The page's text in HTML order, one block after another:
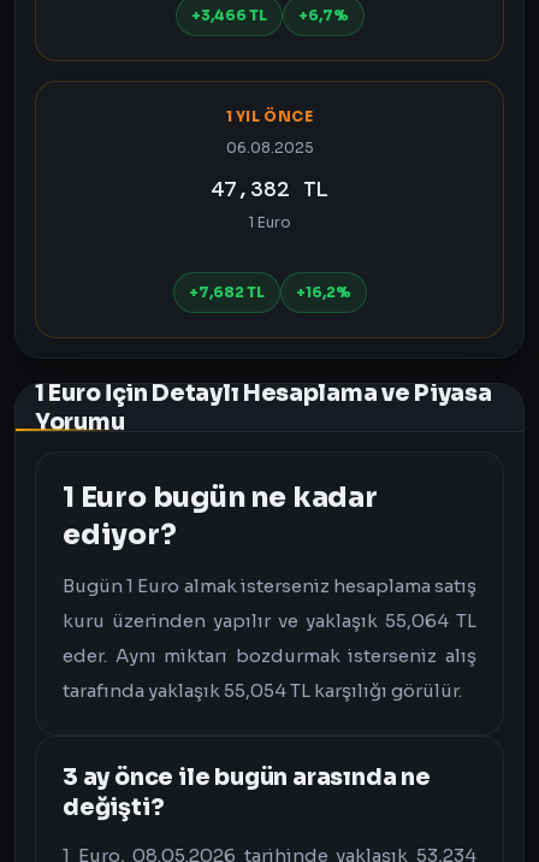
+3,466 TL +6,7%
1 YIL ÖNCE
06.08.2025
47,382 TL
1 Euro
+7,682 TL +16,2%
1 Euro İçin Detaylı Hesaplama ve Piyasa
Yorumu
1 Euro bugün ne kadar
ediyor?
Bugün 1 Euro almak isterseniz hesaplama satış
kuru üzerinden yapılır ve yaklaşık 55,064 TL
eder. Aynı miktarı bozdurmak isterseniz alış
tarafında yaklaşık 55,054 TL karşılığı görülür.
3 ay önce ile bugün arasında ne
değişti?
1 Euro, 08.05.2026 tarihinde yaklaşık 53,234